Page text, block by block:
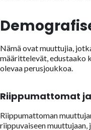
Nämä ovat muuttujia,
määrittelevät, edustaako
olevaa perusjoukkoa.
Riippumattomat
Riippumattoman
riippuvaiseen muuttujaan,